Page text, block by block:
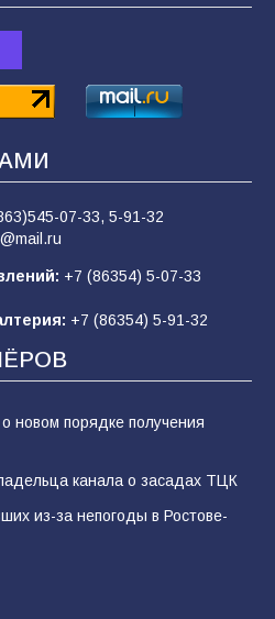
дорожные работы
возьмёшь»: почему
— это
07-33, 5-91-32
+7 (86354) 5-07-33
+7 (86354) 5-91-32
новом порядке получения
канала о засадах ТЦК
из-за непогоды в Ростове-